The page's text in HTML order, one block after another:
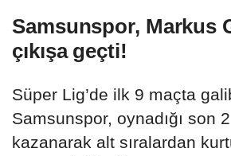
Samsunspor, Markus
çıkışa geçti!
Süper Lig’de ilk 9 maçta
Samsunspor, oynadığı son
kazanarak alt sıralardan